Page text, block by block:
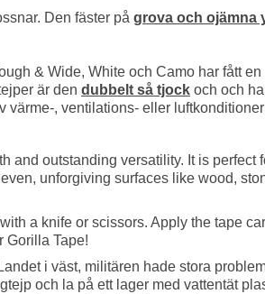
Den fäster på grova och ojämna
& Wide, White och Camo har fått
är den dubbelt så tjock och och
värme-, ventilations- eller
and outstanding versatility. It is perfect
unforgiving surfaces like wood,
a knife or scissors. Apply the tape
Gorilla Tape!
i väst, militären hade stora
och la på ett lager med vattentät